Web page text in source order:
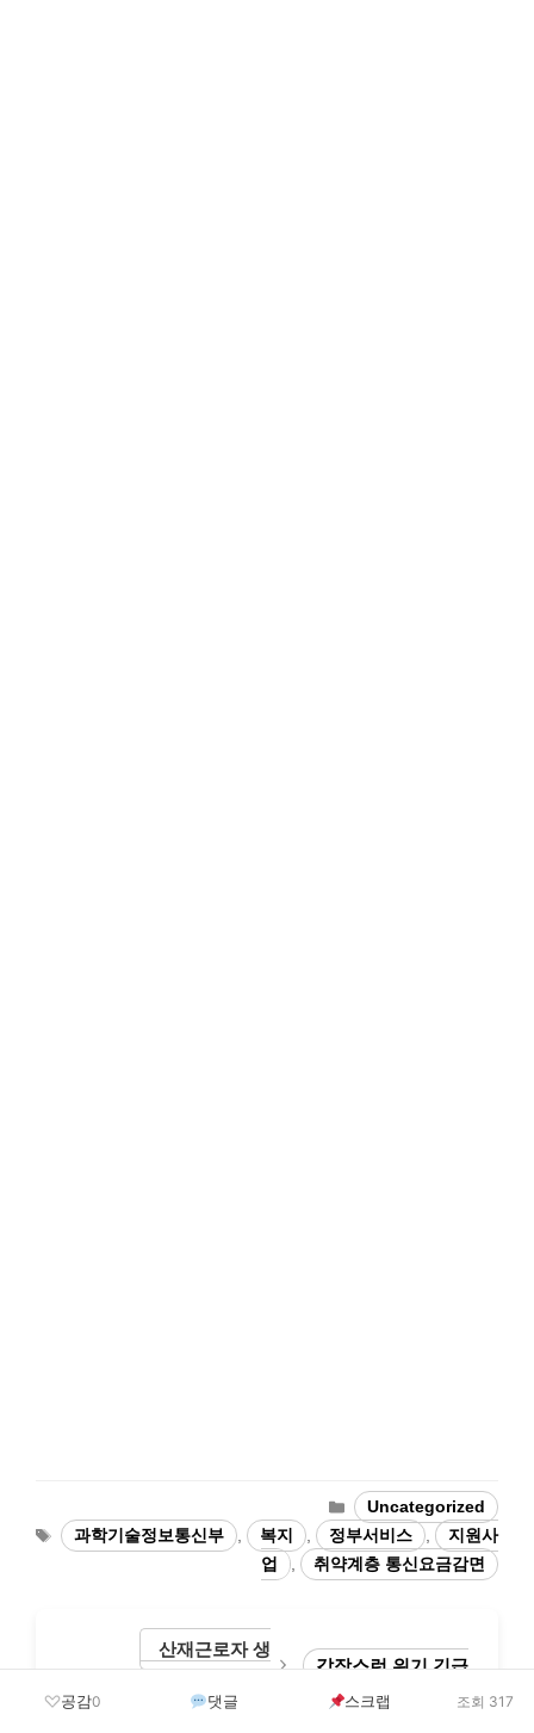
Categories
Uncategorized
Tags
과학기술정보통신부 , 복지 , 정부서비스 ,
지원사
업
, 취약계층 통신요금감면
산재근로자 생
2026년 지원 대상
갑작스런 위기 긴급
복지 생계지원 받으세요
공감0 댓글 스크랩 조회 317